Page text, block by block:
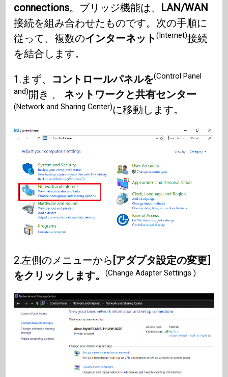
connections。ブリッジ機能は、 LAN/WAN
接続を組み合わせたものです。次の手順に
従って、複数のインターネット(Internet)接続
を結合します。
1.まず、 コントロールパネルを(Control Panel
and)開き 、 ネットワークと共有センター
(Network and Sharing Center)に移動します。
2.左側のメニューから [アダプタ設定の変更]
をクリックします。(Change Adapter Settings )